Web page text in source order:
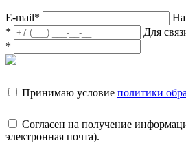
E-mail*
*
Для
*
Принимаю условие политики
Согласен на получение
электронная почта).